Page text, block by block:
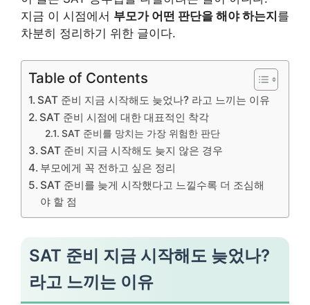
지금 이 시점에서 부모가 어떤 판단을 해야 하는지 를
차분히 정리하기 위한 글이다.
Table of Contents
SAT 준비 지금 시작해도 늦었나? 라고 느끼는 이유
SAT 준비 시점에 대한 대표적인 착각
SAT 준비를 망치는 가장 위험한 판단
SAT 준비 지금 시작해도 늦지 않은 경우
부모에게 꼭 전하고 싶은 정리
SAT 준비를 늦게 시작했다고 느낄수록 더 조심해
야 할 점
SAT 준비 지금 시작해도 늦었나?
라고 느끼는 이유